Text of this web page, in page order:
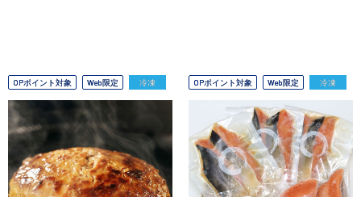
OPポイント対象 Web限定 冷凍 OPポイント対象 Web限定 冷凍